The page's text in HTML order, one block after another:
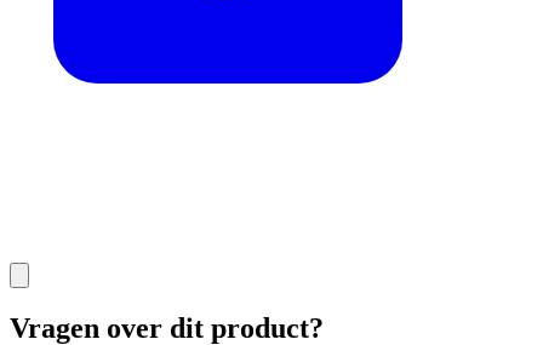
Vragen over dit product?